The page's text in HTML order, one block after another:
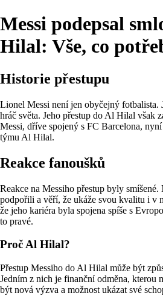
Messi podepsal
Hilal: Vše, co
Historie přestupu
Lionel Messi není jen obyčejný fotbalista.
hráč světa. Jeho přestup do Al Hilal však
Messi, dříve spojený s FC Barcelona,
týmu Al Hilal.
Reakce fanoušků
Reakce na Messiho přestup byly
podpořili a věří, že ukáže svou kvalitu i v
že jeho kariéra byla spojena spíše s
to pravé.
Proč Al Hilal?
Přestup Messiho do Al Hilal může být
Jedním z nich je finanční odměna, kterou
být nová výzva a možnost ukázat své